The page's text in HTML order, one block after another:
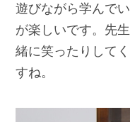
遊びながら学んで
が楽しいです。先
緒に笑ったりして
すね。